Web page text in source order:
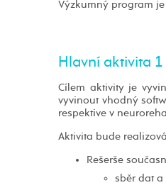
Výzkumný program
Hlavní aktivita
Cílem aktivity je
vyvinout vhodný
respektive v
Aktivita bude
Rešerše
sběr dat